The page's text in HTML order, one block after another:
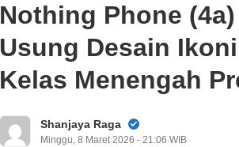
Nothing Phone
Usung Desain
Kelas Menengah
Shanjaya Raga
Minggu, 8 Maret 2026 - 21:06 WIB